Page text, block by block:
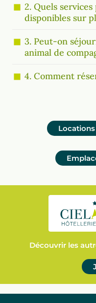
2. Quels
disponibles sur
3. Peut-on
animal de
4. Comment
Découvrir les